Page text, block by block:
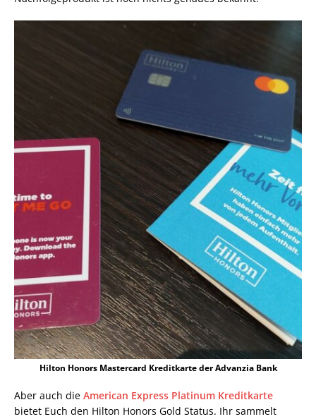
Hilton Honors Mastercard Kreditkarte der Advanzia Bank
Aber auch die American Express Platinum Kreditkarte
bietet Euch den Hilton Honors Gold Status. Ihr sammelt